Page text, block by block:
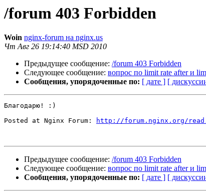
/forum 403 Forbidden
Woin nginx-forum на nginx.us
Чт Авг 26 19:14:40 MSD 2010
Предыдущее сообщение: /forum 403 Forbidden
Следующее сообщение: вопрос по limit rate after и
Сообщения, упорядоченные по: [ дате ] [
Благодарю! :)
Posted at Nginx Forum:
http://forum.nginx.org/
Предыдущее сообщение: /forum 403 Forbidden
Следующее сообщение: вопрос по limit rate after и
Сообщения, упорядоченные по: [ дате ] [